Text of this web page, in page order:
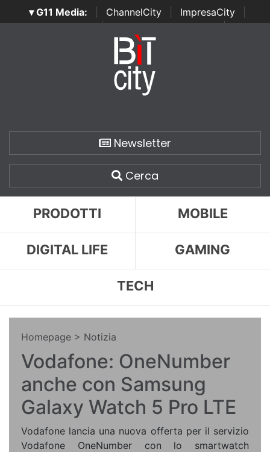
▾ G11 Media: ChannelCity ImpresaCity
SecurityOpenLab | Italian Channel Awards | Italian
Italian Security Awards
Newsletter
Cerca
PRODOTTI MOBILE
DIGITAL LIFE GAMING
TECH
Homepage > Notizia
Vodafone: OneNumber
anche con Samsung
Galaxy Watch 5 Pro LTE
Vodafone lancia una nuova offerta per il servizio
Vodafone OneNumber con lo smartwatch